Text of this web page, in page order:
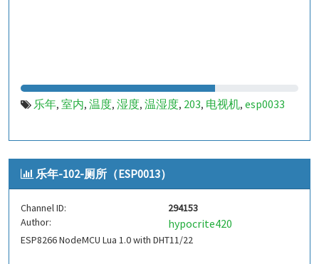
乐年, 室内, 温度, 湿度, 温湿度, 203, 电视机, esp0033
乐年-102-厕所（ESP0013）
Channel ID:
294153
Author:
hypocrite420
ESP8266 NodeMCU Lua 1.0 with DHT11/22